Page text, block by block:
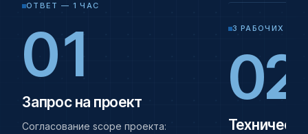
ОТВЕТ — 1 ЧАС
01
Запрос на проект
Согласование scope проекта:
3 РАБОЧИХ ДНЯ
02